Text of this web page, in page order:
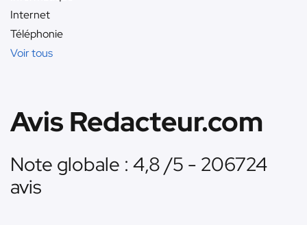
Internet
Téléphonie
Voir tous
Avis Redacteur.com
Note globale : 4,8 /5 - 206724
avis